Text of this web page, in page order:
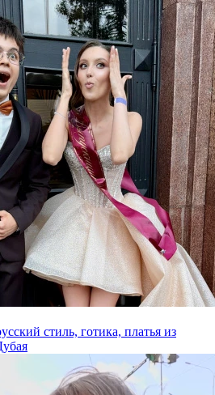
стиль, готика, платья из